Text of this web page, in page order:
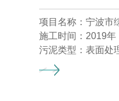
项目名称：宁波市
施工时间：2019年
污泥类型：表面处